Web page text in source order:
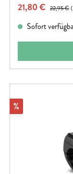
Akkuladung-
Verkaufspreis:
21,80 € Regulärer
22,95 €
Sofort
Rabatt
%